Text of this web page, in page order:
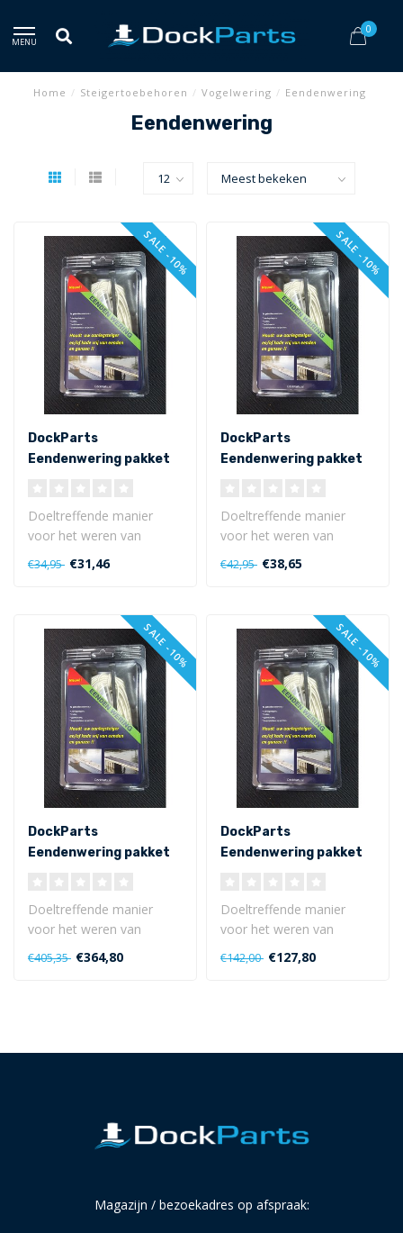
MENU
0
Home / Steigertoebehoren / Vogelwering / Eendenwering
Eendenwering
SALE -10%
DockParts
Eendenwering pakket
Doeltreffende manier
voor het weren van
eenden en ganzen op uw
aanlegsteiger en ..
€34,95 €31,46
SALE -10%
DockParts
Eendenwering pakket
Doeltreffende manier
voor het weren van
eenden en ganzen op uw
aanlegsteiger en ..
€42,95 €38,65
SALE -10%
DockParts
Eendenwering pakket
Doeltreffende manier
voor het weren van
eenden en ganzen op uw
aanlegsteiger en ..
€405,35 €364,80
SALE -10%
DockParts
Eendenwering pakket
Doeltreffende manier
voor het weren van
eenden en ganzen op uw
aanlegsteiger en ..
€142,00 €127,80
Magazijn / bezoekadres op afspraak: